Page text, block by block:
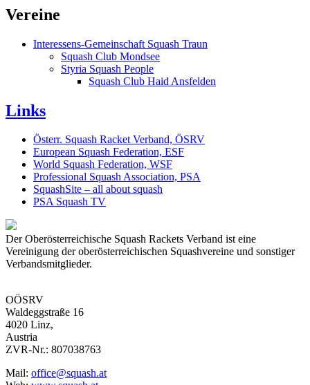
Vereine
Interessens-Gemeinschaft Squash Traun
Squash Club Mondsee
Styria Squash People
Squash Club Haid Ansfelden
Links
Österr. Squash Racket Verband, ÖSRV
European Squash Federation, ESF
World Squash Federation, WSF
Professional Squash Association, PSA
SquashSite – all about squash
PSA Squash TV
Der Oberösterreichische Squash Rackets Verband ist eine
Vereinigung der oberösterreichischen Squashvereine und sonstiger
Verbandsmitglieder.
OÖSRV
Waldeggstraße 16
4020 Linz,
Austria
ZVR-Nr.: 807038763
Mail: office@squash.at